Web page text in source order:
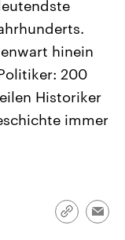
Beiträge,
und
die Vereinigten
mächtigsten Ländern
großem Einfluss auf
hinein
200
Historiker
immer
Link